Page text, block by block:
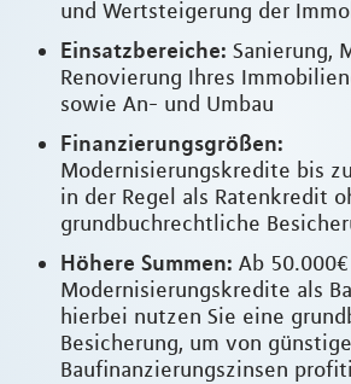
und Wertsteigerung der
Einsatzbereiche: Sanierung,
Renovierung Ihres
sowie An- und Umbau
Finanzierungsgrößen:
Modernisierungskredite bis
in der Regel als Ratenkredit
grundbuchrechtliche
Höhere Summen: Ab
Modernisierungskredite als
hierbei nutzen Sie eine
Besicherung, um von
Baufinanzierungszinsen